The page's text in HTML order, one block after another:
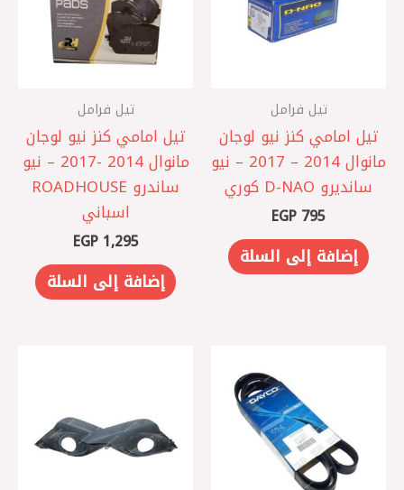
تيل فرامل
‎تيل امامي كنز نيو لوجان
مانوال 2014 – 2017 – نيو
سانديرو D-NAO كوري
EGP 795
إضافة إلى السلة
تيل فرامل
تيل امامي كنز نيو لوجان
مانوال 2014 -2017 – نيو
ساندرو ROADHOUSE
اسباني
EGP1,295
إضافة إلى السلة